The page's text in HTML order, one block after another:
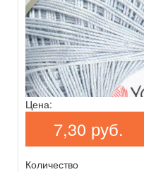
Цена:
7,30 руб.
Количество